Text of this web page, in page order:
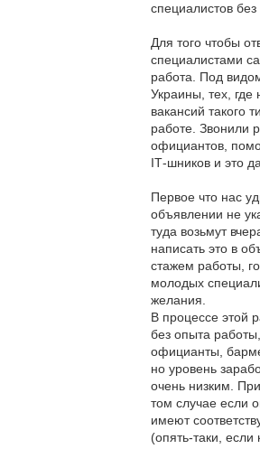
специалистов
Для того чтобы
специалистами
работа. Под
Украины, тех, где
вакансий такого
работе. Звонили
официантов,
IТ-шников и это
Первое что нас
объявлении не
туда возьмут
написать это в
стажем работы,
молодых
желания.
В процессе этой
без опыта
официанты,
но уровень
очень низким.
том случае если
имеют
(опять-таки,